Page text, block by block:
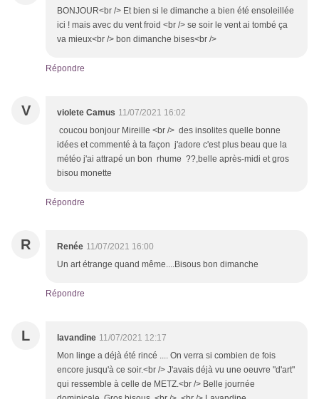
BONJOUR<br /> Et bien si le dimanche a bien été ensoleillée
ici ! mais avec du vent froid <br /> se soir le vent ai tombé ça
va mieux<br /> bon dimanche bises<br />
Répondre
V violete Camus 11/07/2021 16:02
coucou bonjour Mireille <br /> des insolites quelle bonne
idées et commenté à ta façon j'adore c'est plus beau que la
météo j'ai attrapé un bon rhume ??,belle après-midi et gros
bisou monette
Répondre
R Renée 11/07/2021 16:00
Un art étrange quand même....Bisous bon dimanche
Répondre
L lavandine 11/07/2021 12:17
Mon linge a déjà été rincé .... On verra si combien de fois
encore jusqu'à ce soir.<br /> J'avais déjà vu une oeuvre "d'art"
qui ressemble à celle de METZ.<br /> Belle journée